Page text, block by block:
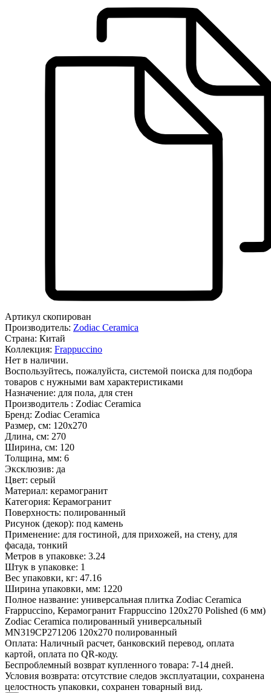
Артикул скопирован
Производитель: Zodiac Ceramica
Страна: Китай
Коллекция: Frappuccino
Нет в наличии.
Воспользуйтесь, пожалуйста, системой поиска для подбора
товаров с нужными вам характеристиками
Назначение: для пола, для стен
Производитель : Zodiac Ceramica
Бренд: Zodiac Ceramica
Размер, см: 120х270
Длина, см: 270
Ширина, см: 120
Толщина, мм: 6
Эксклюзив: да
Цвет: серый
Материал: керамогранит
Категория: Керамогранит
Поверхность: полированный
Рисунок (декор): под камень
Применение: для гостиной, для прихожей, на стену, для
фасада, тонкий
Метров в упаковке: 3.24
Штук в упаковке: 1
Вес упаковки, кг: 47.16
Ширина упаковки, мм: 1220
Полное название: универсальная плитка Zodiac Ceramica
Frappuccino, Керамогранит Frappuccino 120x270 Polished (6 мм)
Zodiac Ceramica полированный универсальный
MN319CP271206 120х270 полированный
Оплата: Наличный расчет, банковский перевод, оплата
картой, оплата по QR-коду.
Беспроблемный возврат купленного товара: 7-14 дней.
Условия возврата: отсутствие следов эксплуатации, сохранена
целостность упаковки, сохранен товарный вид.